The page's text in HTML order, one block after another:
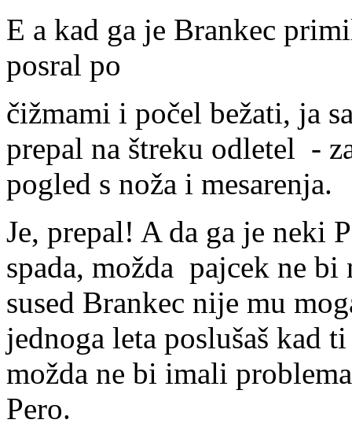
E a kad ga je Brankec
posral po
čižmami i počel bežati, ja
prepal na štreku odletel -
pogled s noža i mesarenja.
Je, prepal! A da ga je neki
spada, možda pajcek ne
sused Brankec nije mu
jednoga leta poslušaš kad
možda ne bi imali
Pero.